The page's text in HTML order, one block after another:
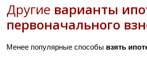
Другие варианты
первоначального
Менее популярные способы взять